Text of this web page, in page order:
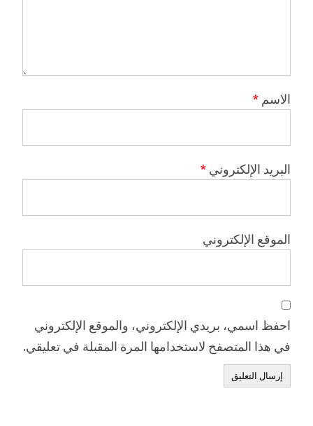
الاسم *
البريد الإلكتروني *
الموقع الإلكتروني
احفظ اسمي، بريدي الإلكتروني، والموقع الإلكتروني
في هذا المتصفح لاستخدامها المرة المقبلة في تعليقي.